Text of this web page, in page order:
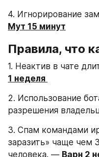
Мут 15 минут
Правила, что
1. Неактив в чате
1 неделя
2. Использование
разрешения
3. Спам командами
заразить» чаще чем
человека. — Варн 2